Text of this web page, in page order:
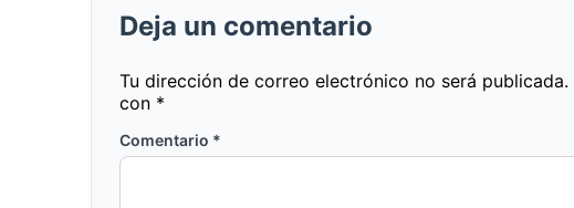
Deja un comentario
Tu dirección de correo electrónico no será publicada.
con *
Comentario *